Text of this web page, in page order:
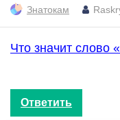
Знатокам
Что значит слово
Ответить